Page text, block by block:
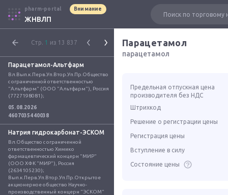
pharm-portal Внимание
ЖНВЛП
Стр. 1 из 13 837
Парацетамол-Альтфарм
Вл.Вып.к.Перв.Уп.Втор.Уп.Пр.Общество
с ограниченной ответственностью
"Альтфарм" (ООО "Альтфарм"), Россия
(7727198081);
05.08.2026
4607035440038
Натрия гидрокарбонат-ЭСКОМ
Вл.Общество с ограниченной
ответственностью Химико
фармацевтический концерн "МИР"
(ООО ХФК "МИР"), Россия
(2634105230);
Вып.к.Перв.Уп.Втор.Уп.Пр.Открытое
акционерное общество Научно-
производственный концерн "ЭСКОМ"
Парацетамол
парацетамол
Предельная отпускная цена
производителя без НДС
Штрихкод
Решение о регистрации цены
Регистрация цены
Вступление в силу
Состояние цены